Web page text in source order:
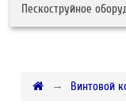
Пескоструйное
Винтовой